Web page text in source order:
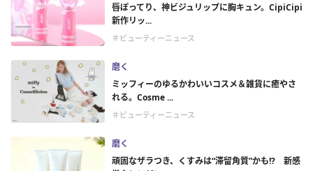
唇ぽってり、神ビジュリップに胸キュン。CipiCipi
新作リッ...
＃ビューティーニュース
磨く
ミッフィーのゆるかわいいコスメ＆雑貨に癒やさ
れる。Cosme ...
＃ビューティーニュース
磨く
頑固なザラつき、くすみは“滞留角質”かも!? 新感